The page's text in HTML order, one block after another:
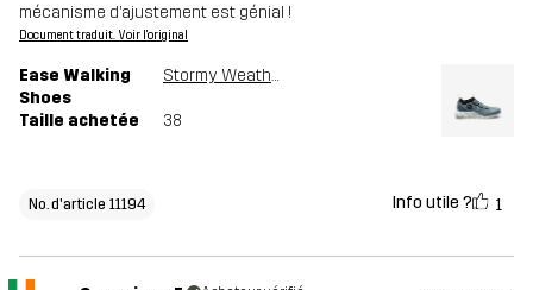
mécanisme d’ajustement est génial !
Document traduit. Voir l'original
Ease Walking
Shoes
Stormy Weather
Taille achetée 38
No. d'article 11194 Info utile ? 1